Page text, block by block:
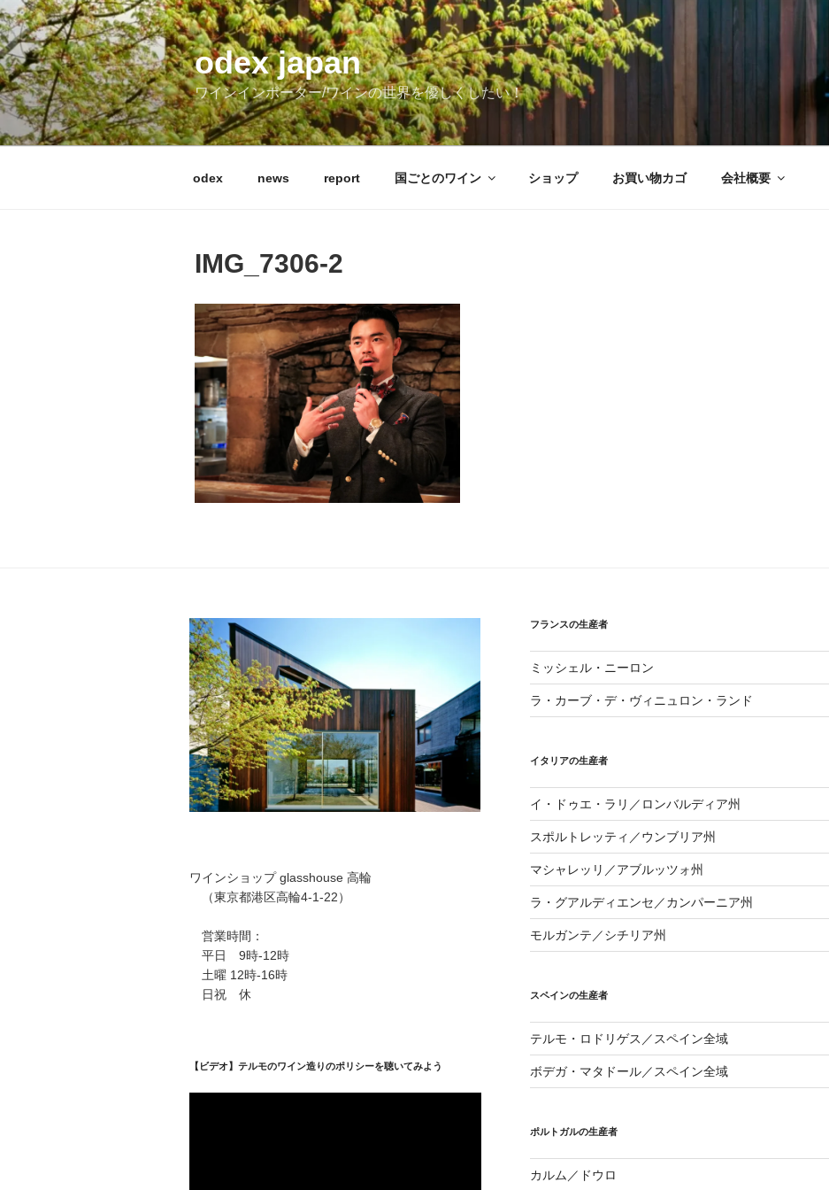
コ
ン
テ
ン
ツ
へ
ス
odex japan
ワインインポーター/ワインの世界を優しくしたい！
odex news report 国ごとのワイン ショップ お買い物カゴ 会社概要
IMG_7306-2
ワインショップ glasshouse 高輪
（東京都港区高輪4-1-22）
営業時間：
平日 9時-12時
土曜 12時-16時
日祝 休
【ビデオ】テルモのワイン造りのポリシーを聴いてみよう
フランスの生産者
ミッシェル・ニーロン
ラ・カーブ・デ・ヴィニュロン・ランド
イタリアの生産者
イ・ドゥエ・ラリ／ロンバルディア州
スポルトレッティ／ウンブリア州
マシャレッリ／アブルッツォ州
ラ・グアルディエンセ／カンパーニア州
モルガンテ／シチリア州
スペインの生産者
テルモ・ロドリゲス／スペイン全域
ボデガ・マタドール／スペイン全域
ポルトガルの生産者
カルム／ドウロ